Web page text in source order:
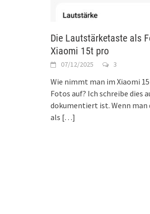
Die Lautstärketaste als
Xiaomi 15t pro
07/12/2025 3
Wie nimmt man im Xiaomi
Fotos auf? Ich schreibe dies
dokumentiert ist. Wenn
als […]